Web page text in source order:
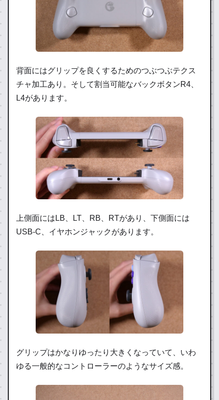
背面にはグリップを良くするためのつぶつぶテクス
チャ加工あり。そして割当可能なバックボタンR4、
L4があります。
上側面にはLB、LT、RB、RTがあり、下側面には
USB-C、イヤホンジャックがあります。
グリップはかなりゆったり大きくなっていて、いわ
ゆる一般的なコントローラーのようなサイズ感。